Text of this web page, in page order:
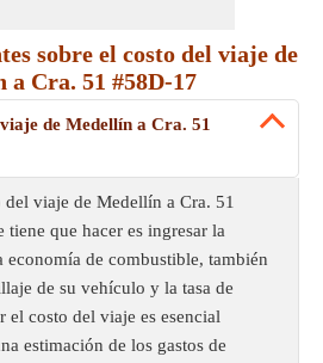
sobre el costo del viaje de
a Cra. 51 #58D-17
de Medellín a Cra. 51
del viaje de Medellín a Cra. 51
que hacer es ingresar la
economía de combustible, también
de su vehículo y la tasa de
el costo del viaje es esencial
estimación de los gastos de